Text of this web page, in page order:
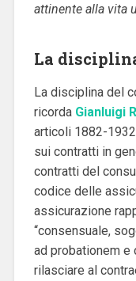
attinente alla vita
La
La disciplina del
ricorda Gianluigi
articoli 1882-
sui contratti in
contratti del
codice delle
assicurazione
“consensuale,
ad probationem e
rilasciare al